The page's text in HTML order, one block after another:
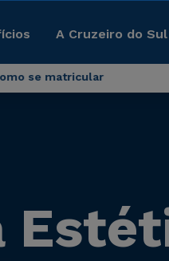
A Cruzeiro do
se matricular